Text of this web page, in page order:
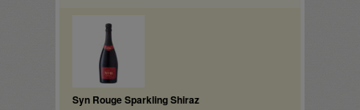
Syn Rouge Sparkling Shiraz